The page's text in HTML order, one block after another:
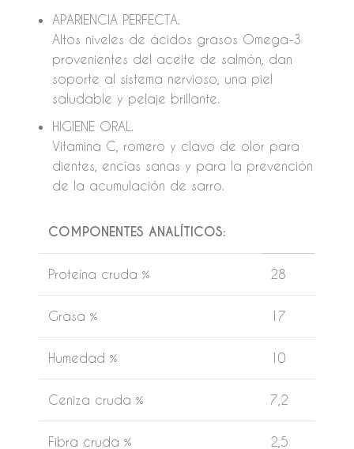
APARIENCIA PERFECTA.
Altos niveles de ácidos grasos Omega-3
provenientes del aceite de salmón, dan
soporte al sistema nervioso, una piel
saludable y pelaje brillante.
HIGIENE ORAL.
Vitamina C, romero y clavo de olor para
dientes, encías sanas y para la prevención
de la acumulación de sarro.
COMPONENTES ANALÍTICOS:
Proteína cruda % 28
Grasa % 17
Humedad % 10
Ceniza cruda % 7,2
Fibra cruda % 2,5